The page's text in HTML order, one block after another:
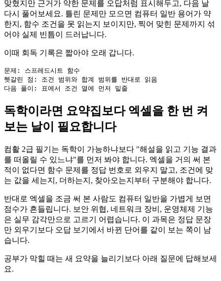
맞혔지만 근거가 약한 문제를 오답처럼 표시해두고, 다음 날
다시 풀어보세요. 틀린 문제만 모으면 컴퓨터 일반 용어가 약
한지, 함수 조건을 못 읽는지 보이지만, 찍어 맞힌 문제까지 섞
어야 실제 빈틈이 드러납니다.
이때 회독 기록은 짧아야 오래 갑니다.
문제: 스프레드시트 함수
헷갈린 점: 조건 범위와 합계 범위를 반대로 읽음
독학이라면 요약집보다 엑셀을 한 번 켜
보는 날이 필요합니다
컴활 2급 필기는 독학이 가능하냐보다 "해설을 읽고 기능 결과
를 떠올릴 수 있느냐"를 먼저 봐야 합니다. 엑셀을 거의 써 본
적이 없다면 함수 문제를 정답 번호로 외우지 말고, 조건에 맞
는 값을 세는지, 더하는지, 찾아오는지부터 구분해야 합니다.
반대로 엑셀을 조금 써 본 사람도 컴퓨터 일반을 가볍게 보면
점수가 흔들립니다. 보안 위협, 네트워크 장비, 운영체제 기능
은 실무 감각만으로 고르기 어렵습니다. 이 과목은 정답 문장
만 외우기보다 오답 보기에서 바뀐 단어를 같이 보는 쪽이 남
습니다.
공부가 막힐 때는 새 요약을 늘리기보다 아래 질문에 답해보세
요.